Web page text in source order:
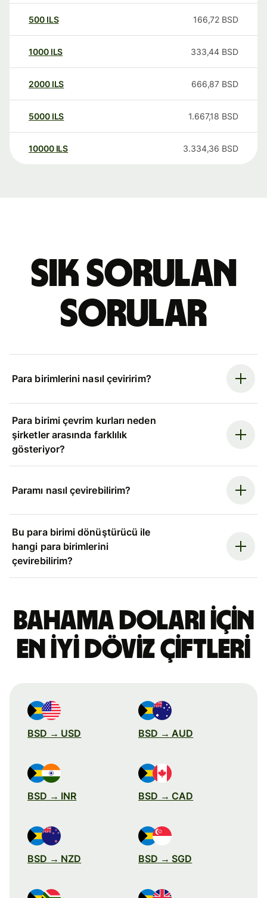
500 ILS 166,72 BSD
1000 ILS 333,44 BSD
2000 ILS 666,87 BSD
5000 ILS 1.667,18 BSD
10000 ILS 3.334,36 BSD
Sık sorulan
sorular
Para birimlerini nasıl çeviririm?
Para birimi çevrim kurları neden
şirketler arasında farklılık
gösteriyor?
Paramı nasıl çevirebilirim?
Bu para birimi dönüştürücü ile
hangi para birimlerini
çevirebilirim?
Bahama doları için
en iyi döviz çiftleri
BSD → USD BSD → AUD
BSD → INR BSD → CAD
BSD → NZD BSD → SGD